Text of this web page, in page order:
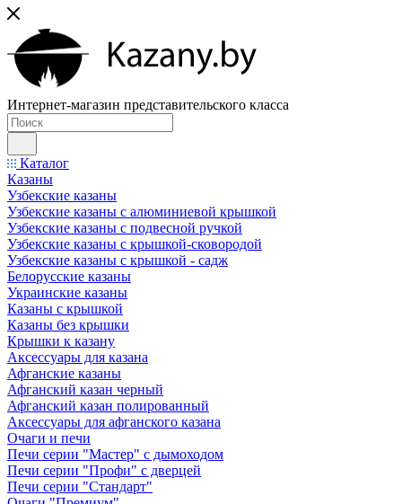
Интернет-магазин представительского класса
Каталог
Казаны
Узбекские казаны
Узбекские казаны с алюминиевой крышкой
Узбекские казаны с подвесной ручкой
Узбекские казаны с крышкой-сковородой
Узбекские казаны с крышкой - садж
Белорусские казаны
Украинские казаны
Казаны с крышкой
Казаны без крышки
Крышки к казану
Аксессуары для казана
Афганские казаны
Афганский казан черный
Афганский казан полированный
Аксессуары для афганского казана
Очаги и печи
Печи серии "Мастер" с дымоходом
Печи серии "Профи" с дверцей
Печи серии "Стандарт"